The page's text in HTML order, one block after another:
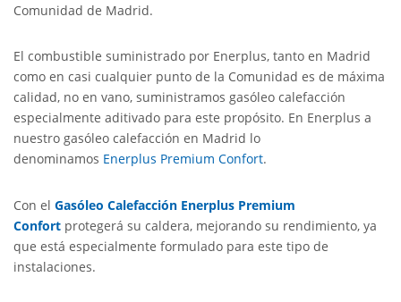
Comunidad de Madrid.
El combustible suministrado por Enerplus, tanto en Madrid
como en casi cualquier punto de la Comunidad es de máxima
calidad, no en vano, suministramos gasóleo calefacción
especialmente aditivado para este propósito. En Enerplus a
nuestro gasóleo calefacción en Madrid lo
denominamos Enerplus Premium Confort.
Con el Gasóleo Calefacción Enerplus Premium
Confort protegerá su caldera, mejorando su rendimiento, ya
que está especialmente formulado para este tipo de
instalaciones.